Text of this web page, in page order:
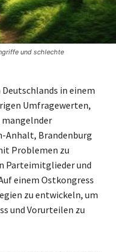
und schlechte
in einem
Umfragewerten,
Anhalt, Brandenburg
Problemen zu
Parteimitglieder und
einem Ostkongress
zu entwickeln, um
und Vorurteilen zu